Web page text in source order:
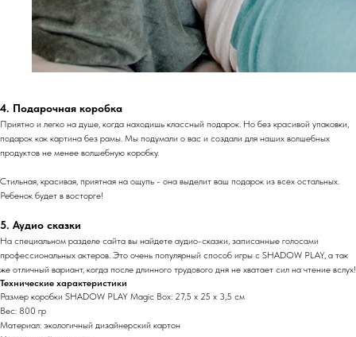
4. Подарочная коробка
Приятно и легко на душе, когда находишь классный подарок. Но без красивой упаковки,
подарок как картина без рамы. Мы подумали о вас и создали для наших волшебных
продуктов не менее волшебную коробку.
Стильная, красивая, приятная на ощупь - она выделит ваш подарок из всех остальных.
Ребенок будет в восторге!
5. Аудио сказки
На специальном разделе сайта вы найдете аудио-сказки, записанные голосами
профессиональных актеров. Это очень популярный способ игры с SHADOW PLAY, а так
же отличный вариант, когда после длинного трудового дня не хватает сил на чтение вслух!
Технические характеристики
Размер коробки SHADOW PLAY Magic Box: 27,5 х 25 х 3,5 см
Вес: 800 гр
Материал: экологичный дизайнерский картон